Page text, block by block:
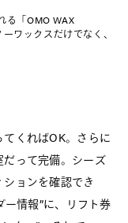
る「OMO WAX
ワックスだけでなく、
くればOK。さらに
だって完備。シーズ
ョンを確認でき
ー情報”に、リフト券